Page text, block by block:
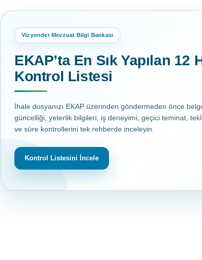
Vizyonder Mevzuat Bilgi Bankası
EKAP’ta En Sık Yapılan 12
Kontrol Listesi
İhale dosyanızı EKAP üzerinden göndermeden önce
güncelliği, yeterlik bilgileri, iş deneyimi, geçici teminat,
ve süre kontrollerini tek rehberde inceleyin.
Kontrol Listesini İncele